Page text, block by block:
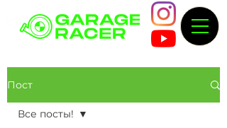
Пост
Все посты!